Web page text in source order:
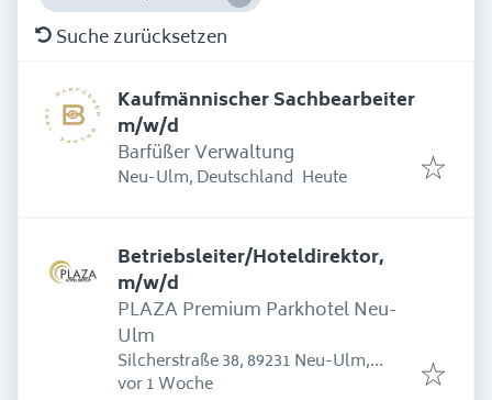
Suche zurücksetzen
Kaufmännischer Sachbearbeiter
m/w/d
Barfüßer Verwaltung
Neu-Ulm, Deutschland Erschienen
Heute
Betriebsleiter/Hoteldirektor,
m/w/d
PLAZA Premium Parkhotel Neu-
Ulm
Silcherstraße 38, 89231 Neu-Ulm,
Deutschland
Erschienen:
vor 1 Woche